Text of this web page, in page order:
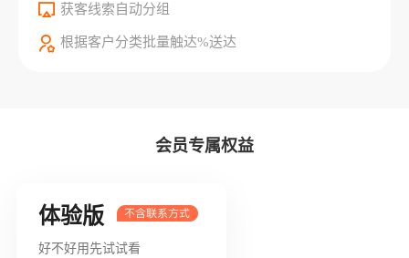
获客线索自动分组
根据客户分类批量触达%送达
会员专属权益
体验版
好不好用先试试看